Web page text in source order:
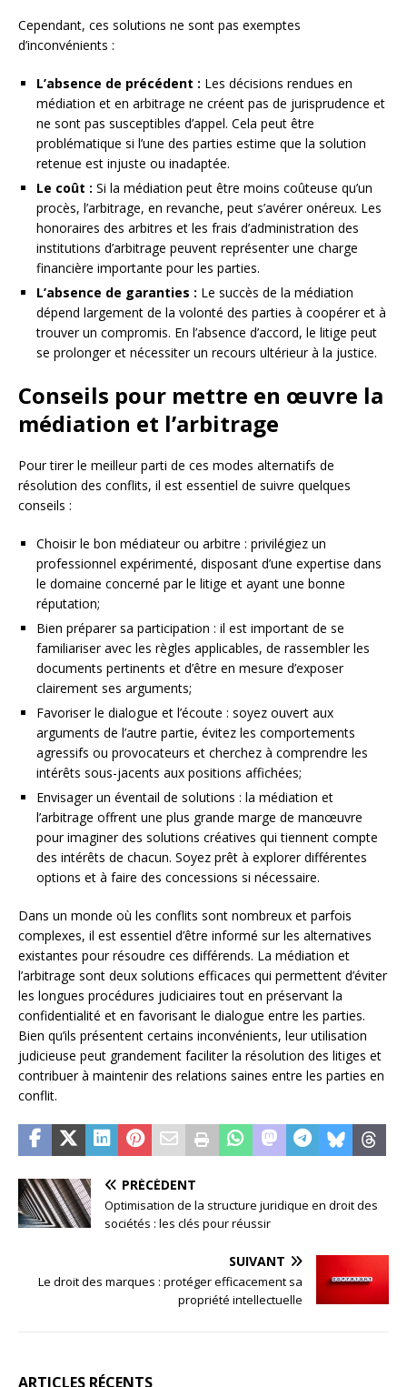
Cependant, ces solutions ne sont pas exemptes
d’inconvénients :
L’absence de précédent : Les décisions rendues en
médiation et en arbitrage ne créent pas de jurisprudence et
ne sont pas susceptibles d’appel. Cela peut être
problématique si l’une des parties estime que la solution
retenue est injuste ou inadaptée.
Le coût : Si la médiation peut être moins coûteuse qu’un
procès, l’arbitrage, en revanche, peut s’avérer onéreux. Les
honoraires des arbitres et les frais d’administration des
institutions d’arbitrage peuvent représenter une charge
financière importante pour les parties.
L’absence de garanties : Le succès de la médiation
dépend largement de la volonté des parties à coopérer et à
trouver un compromis. En l’absence d’accord, le litige peut
se prolonger et nécessiter un recours ultérieur à la justice.
Conseils pour mettre en œuvre la
médiation et l’arbitrage
Pour tirer le meilleur parti de ces modes alternatifs de
résolution des conflits, il est essentiel de suivre quelques
conseils :
Choisir le bon médiateur ou arbitre : privilégiez un
professionnel expérimenté, disposant d’une expertise dans
le domaine concerné par le litige et ayant une bonne
réputation;
Bien préparer sa participation : il est important de se
familiariser avec les règles applicables, de rassembler les
documents pertinents et d’être en mesure d’exposer
clairement ses arguments;
Favoriser le dialogue et l’écoute : soyez ouvert aux
arguments de l’autre partie, évitez les comportements
agressifs ou provocateurs et cherchez à comprendre les
intérêts sous-jacents aux positions affichées;
Envisager un éventail de solutions : la médiation et
l’arbitrage offrent une plus grande marge de manœuvre
pour imaginer des solutions créatives qui tiennent compte
des intérêts de chacun. Soyez prêt à explorer différentes
options et à faire des concessions si nécessaire.
Dans un monde où les conflits sont nombreux et parfois
complexes, il est essentiel d’être informé sur les alternatives
existantes pour résoudre ces différends. La médiation et
l’arbitrage sont deux solutions efficaces qui permettent d’éviter
les longues procédures judiciaires tout en préservant la
confidentialité et en favorisant le dialogue entre les parties.
Bien qu’ils présentent certains inconvénients, leur utilisation
judicieuse peut grandement faciliter la résolution des litiges et
contribuer à maintenir des relations saines entre les parties en
conflit.
PRÉCÉDENT
Optimisation de la structure juridique en droit des
sociétés : les clés pour réussir
SUIVANT
Le droit des marques : protéger efficacement sa
propriété intellectuelle
ARTICLES RÉCENTS